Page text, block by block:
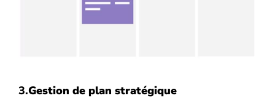
3.Gestion de plan stratégique